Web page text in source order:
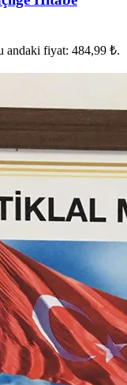
andaki fiyat: 484,99 ₺.